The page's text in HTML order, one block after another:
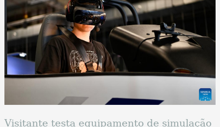
Visitante testa equipamento de simulação